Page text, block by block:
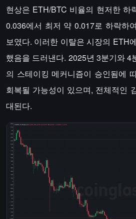
현상은 ETH/BTC 비율의 현저한 하
0.036에서 최저 약 0.017로 하락하
보였다. 이러한 이탈은 시장의 ETH
했음을 드러낸다. 2025년 3분기와
의 스테이킹 메커니즘이 승인됨에
회복될 가능성이 있으며, 전체적인
대된다.